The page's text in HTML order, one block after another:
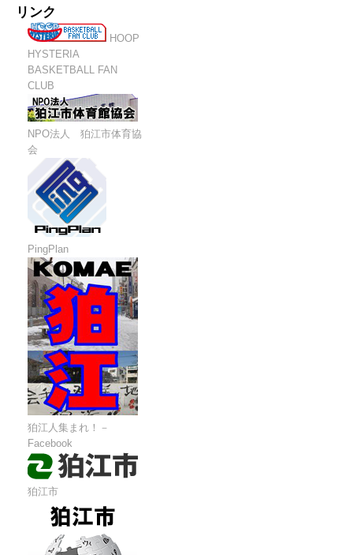
リンク
HOOP
HYSTERIA
BASKETBALL FAN
CLUB
NPO法人 狛江市体育協
会
PingPlan
狛江人集まれ！－
Facebook
狛江市